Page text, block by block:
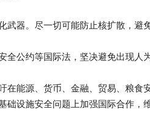
器。尽一切可能防止核扩散，避免
公约等国际法，坚决避免出现人为
在能源、货币、金融、贸易、粮食
础设施安全问题上加强国际合作，